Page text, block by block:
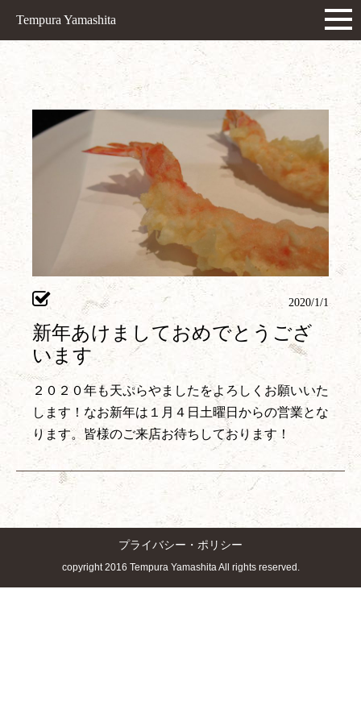
Tempura Yamashita
2020/1/1
新年あけましておめでとうござ
います
２０２０年も天ぷらやましたをよろしくお願いいた
します！なお新年は１月４日土曜日からの営業とな
ります。皆様のご来店お待ちしております！
プライバシー・ポリシー
copyright 2016 Tempura Yamashita All rights reserved.